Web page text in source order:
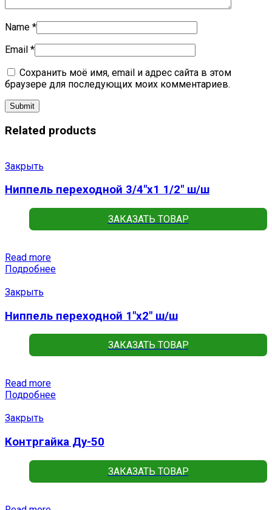
Name *
Email *
Сохранить моё имя, email и адрес сайта в этом
браузере для последующих моих комментариев.
Related products
Закрыть
Ниппель переходной 3/4″x1 1/2″ ш/ш
ЗАКАЗАТЬ ТОВАР
Read more
Подробнее
Закрыть
Ниппель переходной 1″x2″ ш/ш
ЗАКАЗАТЬ ТОВАР
Read more
Подробнее
Закрыть
Контргайка Ду-50
ЗАКАЗАТЬ ТОВАР